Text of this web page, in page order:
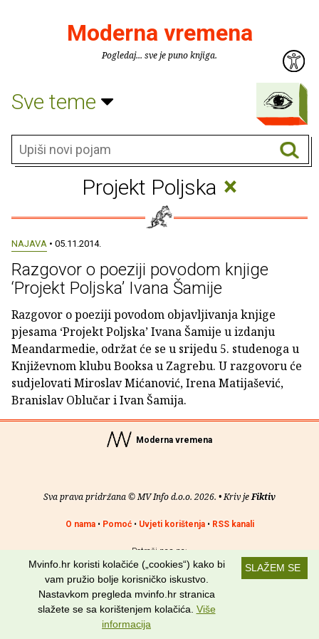
Moderna vremena
Pogledaj... sve je puno knjiga.
Sve teme
Projekt Poljska ×
NAJAVA • 05.11.2014.
Razgovor o poeziji povodom knjige
‘Projekt Poljska’ Ivana Šamije
Razgovor o poeziji povodom objavljivanja knjige
pjesama ‘Projekt Poljska’ Ivana Šamije u izdanju
Meandarmedie, održat će se u srijedu 5. studenoga u
Književnom klubu Booksa u Zagrebu. U razgovoru će
sudjelovati Miroslav Mićanović, Irena Matijašević,
Branislav Oblučar i Ivan Šamija.
Moderna vremena
Sva prava pridržana © MV Info d.o.o. 2026. • Kriv jeFiktiv
O nama• Pomoć• Uvjeti korištenja• RSS kanali
Potraži nas na:
SLAŽEM SE
Mvinfo.hr koristi kolačiće („cookies“) kako bi
vam pružio bolje korisničko iskustvo.
Nastavkom pregleda mvinfo.hr stranica
slažete se sa korištenjem kolačića. Više
informacija